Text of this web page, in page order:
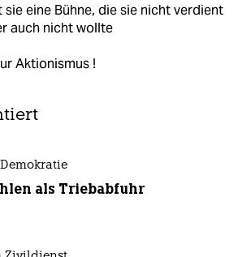
sie eine Bühne, die sie nicht verdient
auch nicht wollte
Aktionismus !
als Triebabfuhr